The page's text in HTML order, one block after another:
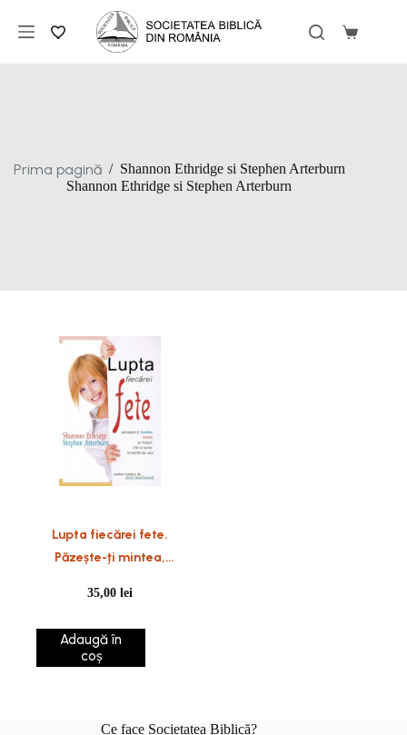
conținut
Coș
Prima pagină / Shannon Ethridge si Stephen Arterburn
Shannon Ethridge si Stephen Arterburn
Lupta fiecărei fete.
Păzește-ți mintea,
lume înrobită de sex
35,00lei
Adaugă în
coș
Ce face Societatea Biblică?